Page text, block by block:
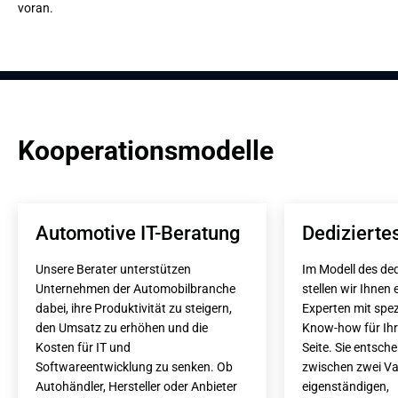
voran.
Kooperationsmodelle
Automotive IT-Beratung
Unsere Berater unterstützen
Unternehmen der Automobilbranche
dabei, ihre Produktivität zu steigern,
den Umsatz zu erhöhen und die
Kosten für IT und
Softwareentwicklung zu senken. Ob
Autohändler, Hersteller oder Anbieter
Im Modell des
stellen wir Ihnen
Experten mit
Know-how für
Seite. Sie
zwischen zwei
eigenständigen,